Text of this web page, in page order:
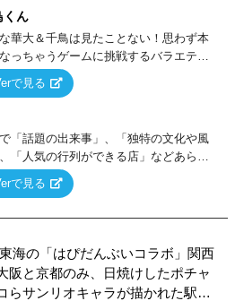
海の「はぴだんぶいコラボ」関西
阪と京都のみ、日焼けしたポチャ
らサンリオキャラが描かれた駅弁
くん
華大＆千鳥は見たことない！思わず本
っちゃうゲームに挑戦するバラエティ
で見る
「話題の出来事」、「独特の文化や風
「人気の行列ができる店」などあらゆ
マについて好き放題にちゃちゃを入れ
関西色を前面に押し出したトークバラ
で見る